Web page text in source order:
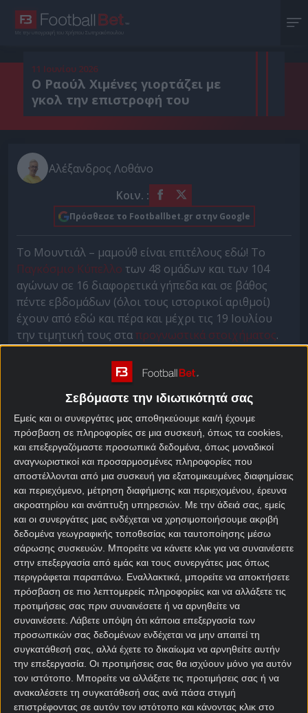
Σεβόμαστε την ιδιωτικότητά σας
Εμείς και οι συνεργάτες μας αποθηκεύουμε και/ή έχουμε
πρόσβαση σε πληροφορίες σε μια συσκευή, όπως τα cookies,
και επεξεργαζόμαστε προσωπικά δεδομένα, όπως μοναδικοί
αναγνωριστικοί και προσαρμοσμένες πληροφορίες που
αποστέλλονται από μια συσκευή για εξατομικευμένες διαφημίσεις
και περιεχόμενο, μέτρηση διαφήμισης και περιεχομένου, έρευνα
ακροατηρίου και ανάπτυξη υπηρεσιών. Με την άδειά σας, εμείς
και οι συνεργάτες μας ενδέχεται να χρησιμοποιήσουμε ακριβή
δεδομένα γεωγραφικής τοποθεσίας και ταυτοποίησης μέσω
σάρωσης συσκευών. Μπορείτε να κάνετε κλικ για να συναινέσετε
στην επεξεργασία από εμάς και τους συνεργάτες μας όπως
περιγράφεται παραπάνω. Εναλλακτικά, μπορείτε να αποκτήσετε
πρόσβαση σε πιο λεπτομερείς πληροφορίες και να αλλάξετε τις
προτιμήσεις σας πριν συναινέσετε ή να αρνηθείτε να
συναινέσετε. Λάβετε υπόψη ότι κάποια επεξεργασία των
προσωπικών σας δεδομένων ενδέχεται να μην απαιτεί τη
συγκατάθεσή σας, αλλά έχετε το δικαίωμα να αρνηθείτε αυτήν
την επεξεργασία. Οι προτιμήσεις σας θα ισχύουν μόνο για αυτόν
τον ιστότοπο. Μπορείτε να αλλάξετε τις προτιμήσεις σας ή να
ανακαλέσετε τη συγκατάθεσή σας ανά πάσα στιγμή
επιστρέφοντας σε αυτόν τον ιστότοπο και κάνοντας κλικ στο
Με την υπογραφή του Χρήστου Σωτηρακόπουλου
11 Ιουνίου 2026
Ο Ραούλ Χιμένες γιορτάζει με
γκολ την επιστροφή του
Αλέξανδρος Λοθάνο
Κοιν. :
Πρόσθεσε το Footballbet.gr στην Google
Το Μουντιάλ – μαμούθ είναι επιτέλους εδώ! Το
Παγκόσμιο Κύπελλο των 48 ομάδων και των 104
αγώνων σε 16 διαφορετικά γήπεδα και σε βάθος
πέντε εβδομάδων (όλοι τους ιστορικοί αριθμοί)
έχουν από εδώ και πέρα και μέχρι τις 19 Ιουλίου
την τιμητική τους σταπρογνωστικά στοιχήματος.
αγώνες σήμερα
σκοράρει ο Ραούλ Χιμένες στο Μεξικό – Νότια
Αφρική και να σημειωθούν πάνω από 2,5 γκολ στο
Νότια Κορέα – Τσεχία.
Μεξικό – Νότια Αφρική
Προγνωστικά
«Ριπίτ» της πρεμιέρας του Παγκοσμίου Κυπέλλου
του 2010, όταν η τότε οικοδέσποινα Νότια Αφρική
είχε μείνει στο 1-1 με το Μεξικό, το οποίο έχει
τώρα τον ρόλο του οικοδεσπότη και φτάνει στο
ματς μετά από μια σειρά πειστικών εμφανίσεων και
θετικών αποτελεσμάτων στην προετοιμασία.
Η Νότια Αφρική, αντίθετα, προβλημάτισε με τις
τελευταίες της εμφανίσεις και αντιμετωπίζει μια
ομάδα που είναι αήττητη μέσα στο 2026 (έξι νίκες –
δύο ισοπαλίες), αλλά και αήττητη σε πρεμιέρα
Μουντιάλ από το 1994 (πέντε νίκες – δύο
ισοπαλίες).